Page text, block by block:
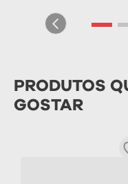
PRODUTOS
GOSTAR